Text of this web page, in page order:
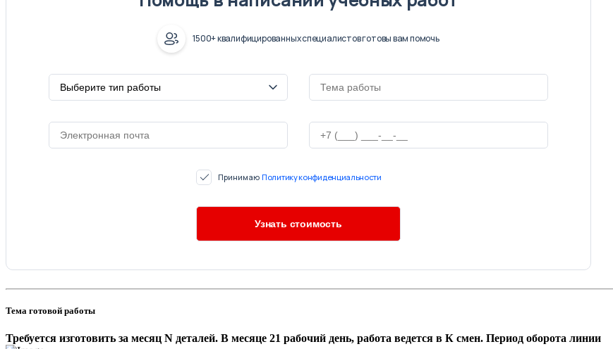
1500+ квалифицированных специалистов готовы вам помочь
Принимаю Политику конфиденциальности
Тема готовой работы
Требуется изготовить за месяц N деталей. В месяце 21 рабочий день, работа ведется в К смен. Период оборота линии